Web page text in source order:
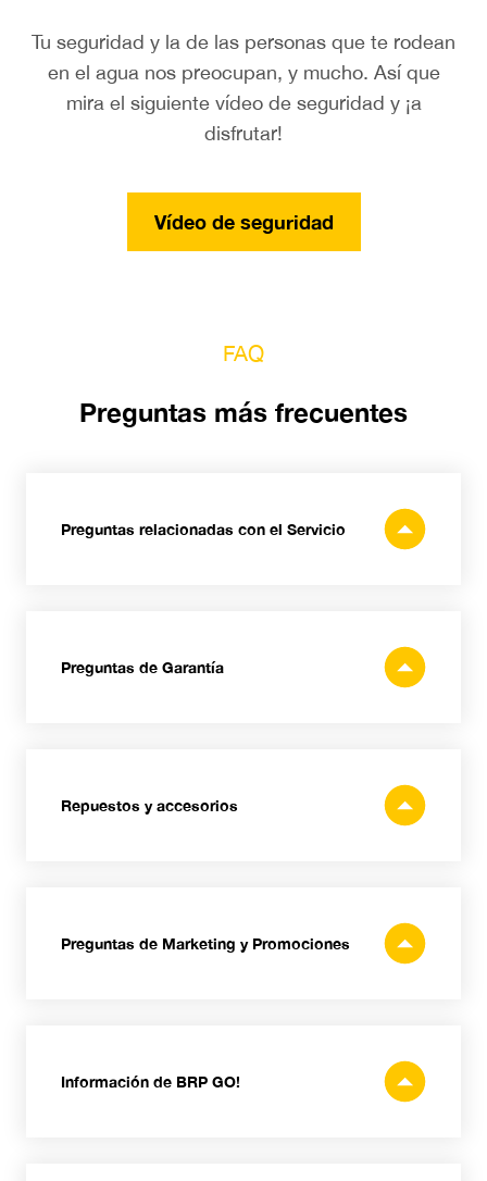
Tu seguridad y la de las personas que te rodean
en el agua nos preocupan, y mucho. Así que
mira el siguiente vídeo de seguridad y ¡a
disfrutar!
Vídeo de seguridad
FAQ
Preguntas más frecuentes
Preguntas relacionadas con el Servicio
Domingo Alonso Power
Preguntas de Garantía
Repuestos y accesorios
Preguntas de Marketing y Promociones
Información de BRP GO!